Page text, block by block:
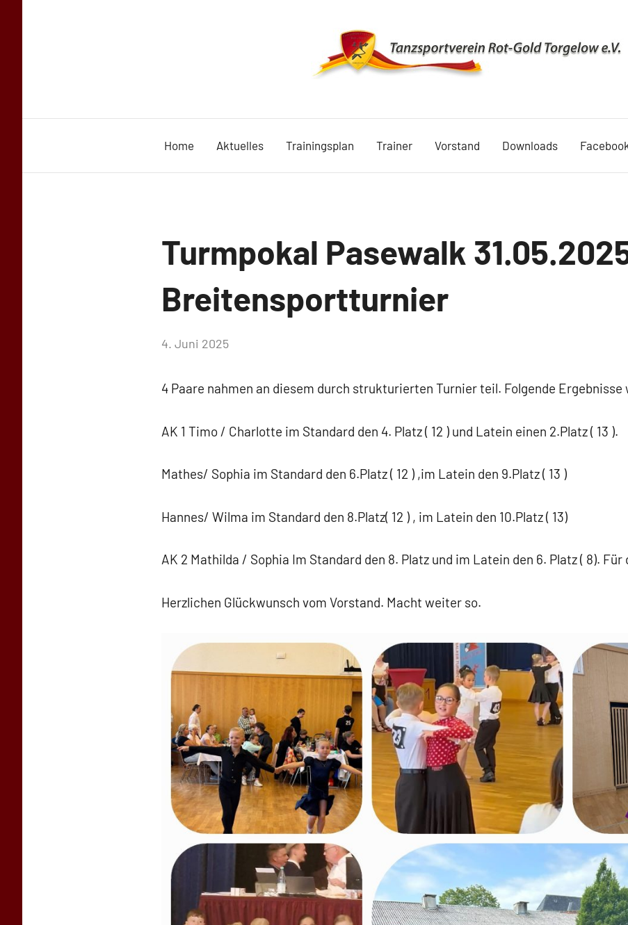
Rot
Gold
1990
Home Aktuelles Trainingsplan Trainer Vorstand Downloads
Uncategorized
Turmpokal Pasewalk
Breitensportturnier
von
Schwarz-
4. Juni 2025
4 Paare nahmen an diesem durch strukturierten Turnier teil. Folgende Ergebnisse
AK 1 Timo / Charlotte im Standard den 4. Platz ( 12 ) und Latein einen 2.Platz ( 13 ).
Mathes/ Sophia im Standard den 6.Platz ( 12 ) ,im Latein den 9.Platz ( 13 )
Hannes/ Wilma im Standard den 8.Platz( 12 ) , im Latein den 10.Platz ( 13)
AK 2 Mathilda / Sophia Im Standard den 8. Platz und im Latein den 6. Platz ( 8). Für
Herzlichen Glückwunsch vom Vorstand. Macht weiter so.